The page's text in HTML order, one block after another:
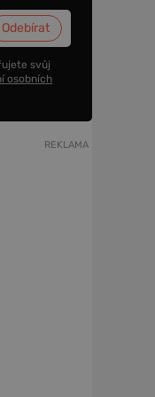
svůj
osobních
REKLAMA